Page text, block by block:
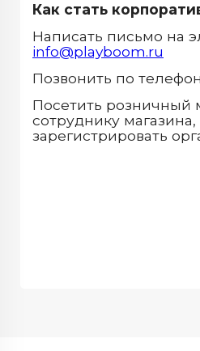
Как стать
Написать письмо на
info@playboom.ru
Позвонить по
Посетить розничный
сотруднику
зарегистрировать